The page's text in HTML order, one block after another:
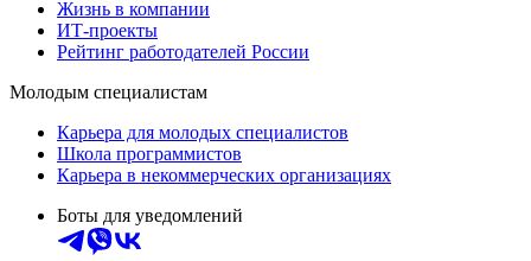
Жизнь в компании
ИТ-проекты
Рейтинг работодателей России
Молодым специалистам
Карьера для молодых специалистов
Школа программистов
Карьера в некоммерческих организациях
Боты для уведомлений